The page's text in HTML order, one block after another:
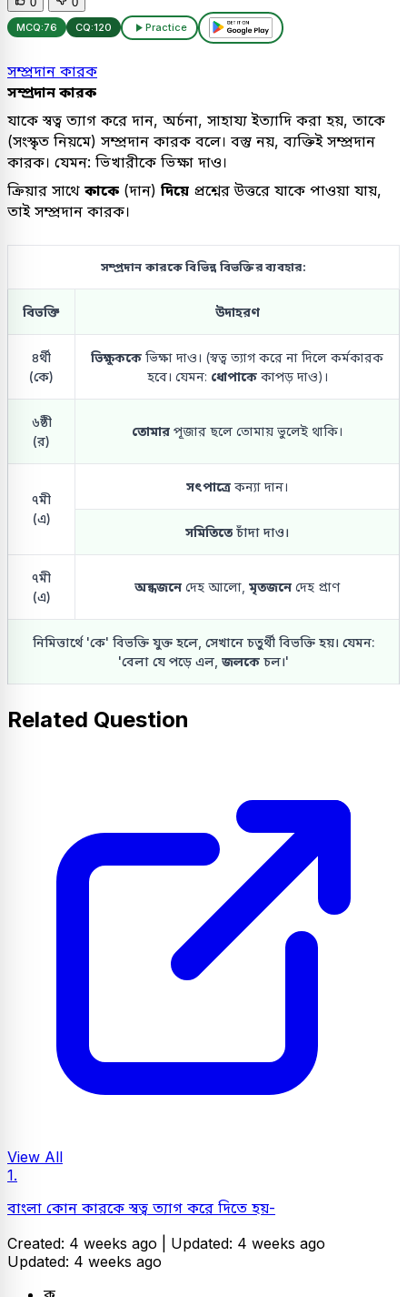
MCQ:76 CQ:120 Practice
সম্প্রদান কারক
সম্প্রদান কারক
যাকে স্বত্ব ত্যাগ করে দান, অর্চনা, সাহায্য ইত্যাদি করা হয়, তাকে
(সংস্কৃত নিয়মে) সম্প্রদান কারক বলে। বস্তু নয়, ব্যক্তিই সম্প্রদান
কারক। যেমন: ভিখারীকে ভিক্ষা দাও।
ক্রিয়ার সাথে কাকে (দান) দিয়ে প্রশ্নের উত্তরে যাকে পাওয়া যায়,
তাই সম্প্রদান কারক।
সম্প্রদান কারকে বিভিন্ন বিভক্তির ব্যবহার:
বিভক্তি উদাহরণ
৪র্থী
(কে)
ভিক্ষুককে ভিক্ষা দাও। (স্বত্ব ত্যাগ করে না দিলে কর্মকারক
হবে। যেমন: ধোপাকেকাপড় দাও)।
৬ষ্ঠী
(র)
তোমার পূজার ছলে তোমায় ভুলেই থাকি।
৭মী
(এ)
সৎপাত্রে কন্যা দান।
সমিতিতে চাঁদা দাও।
৭মী
(এ)
অন্ধজনে দেহ আলো, মৃতজনে দেহ প্রাণ
নিমিত্তার্থে 'কে' বিভক্তি যুক্ত হলে, সেখানে চতুর্থী বিভক্তি হয়। যেমন:
'বেলা যে পড়ে এল, জলকে চল।'
Related Question
View All
1.
বাংলা কোন কারকে স্বত্ব ত্যাগ করে দিতে হয়-
Created: 4 weeks ago | Updated: 4 weeks ago
Updated: 4 weeks ago